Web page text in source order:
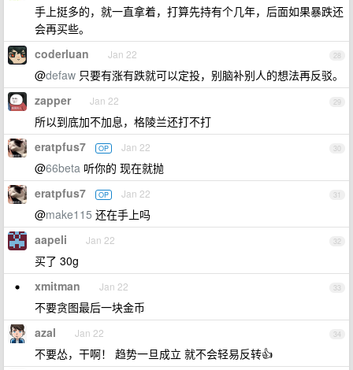
手上挺多的，就一直拿着，打算先持有个几年，后面如果暴跌还
会再买些。
28
coderluan Jan 22
@defaw 只要有涨有跌就可以定投，别脑补别人的想法再反驳。
29
zapper Jan 22
所以到底加不加息，格陵兰还打不打
30
eratpfus7 OP Jan 22
@66beta 听你的 现在就抛
31
eratpfus7 OP Jan 22
@make115 还在手上吗
32
aapeli Jan 22
买了 30g
33
xmitman Jan 22
不要贪图最后一块金币
34
azal Jan 22
不要怂，干啊！ 趋势一旦成立 就不会轻易反转👍